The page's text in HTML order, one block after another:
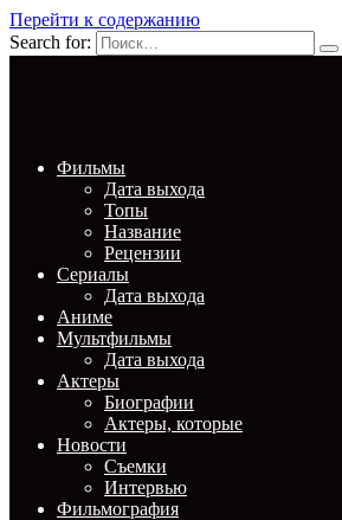
Перейти к содержанию
Search for:
Фильмы
Дата выхода
Топы
Название
Рецензии
Сериалы
Дата выхода
Аниме
Мультфильмы
Дата выхода
Актеры
Биографии
Актеры, которые
Новости
Съемки
Интервью
Фильмография